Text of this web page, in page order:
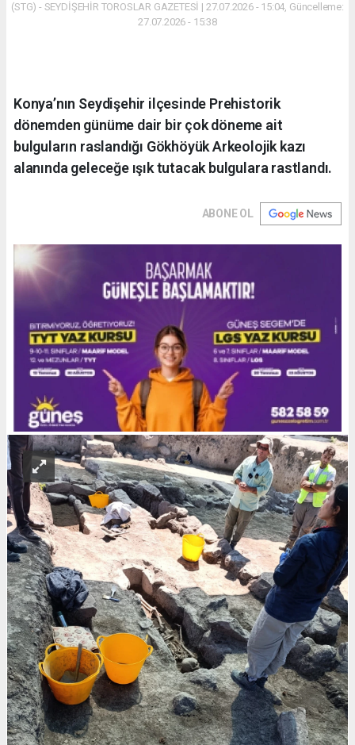
(STG) - SEYDİŞEHİR TOROSLAR GAZETESİ | 27.07.2026 - 15:04, Güncelleme:
27.07.2026 - 15:38
Konya’nın Seydişehir ilçesinde Prehistorik
dönemden günüme dair bir çok döneme ait
bulguların raslandığı Gökhöyük Arkeolojik kazı
alanında geleceğe ışık tutacak bulgulara rastlandı.
ABONE OL